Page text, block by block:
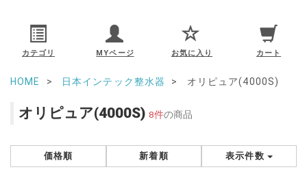
カテゴリ MYページ お気に入り カート
HOME 日本インテック整水器 オリピュア(4000S)
オリピュア(4000S) 8件の商品
価格順 新着順 表示件数